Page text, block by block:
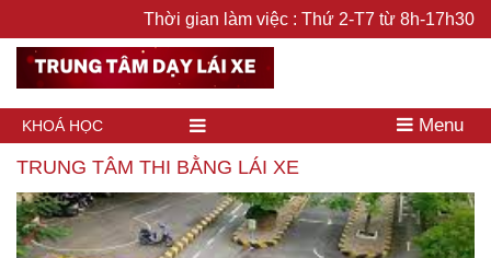
Thời gian làm việc : Thứ 2-T7 từ 8h-17h30
KHOÁ HỌC Menu
TRUNG TÂM THI BẰNG LÁI XE